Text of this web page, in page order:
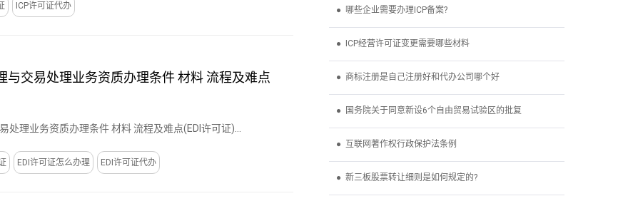
ICP许可证代办
与交易处理业务资质办理条件 材料 流程及难点
处理业务资质办理条件 材料 流程及难点(EDI许可证)...
EDI许可证怎么办理 EDI许可证代办
● 哪些企业需要办理ICP备案?
● ICP经营许可证变更需要哪些材料
● 商标注册是自己注册好和代办公司哪个好
● 国务院关于同意新设6个自由贸易试验区的批复
● 互联网著作权行政保护法条例
● 新三板股票转让细则是如何规定的?